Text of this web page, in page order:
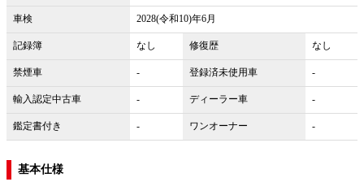
車検 2028(令和10)年6月
記録簿 なし 修復歴 なし
禁煙車 - 登録済未使用車 -
輸入認定中古車 - ディーラー車 -
鑑定書付き - ワンオーナー -
基本仕様